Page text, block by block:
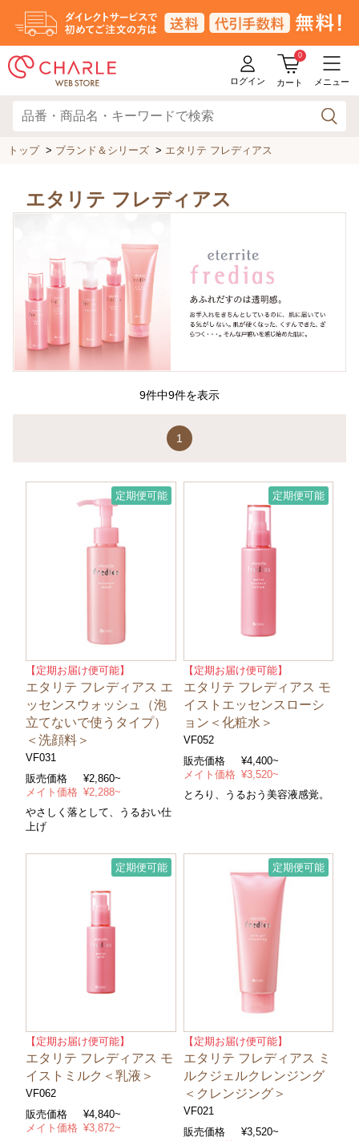
ログイン
0
カート メニュー
トップ> ブランド＆シリーズ > エタリテ フレディアス
エタリテ フレディアス
9件中9件を表示
1
定期便可能
【定期お届け便可能】
エタリテ フレディアス エ
ッセンスウォッシュ（泡
立てないで使うタイプ）
＜洗顔料＞
VF031
販売価格
¥2,860~
メイト価格 ¥2,288~
やさしく落として、うるおい仕
上げ
定期便可能
【定期お届け便可能】
エタリテ フレディアス モ
イストエッセンスローシ
ョン＜化粧水＞
VF052
販売価格
¥4,400~
メイト価格 ¥3,520~
とろり、うるおう美容液感覚。
定期便可能
【定期お届け便可能】
エタリテ フレディアス モ
イストミルク＜乳液＞
VF062
販売価格
¥4,840~
メイト価格 ¥3,872~
定期便可能
【定期お届け便可能】
エタリテ フレディアス ミ
ルクジェルクレンジング
＜クレンジング＞
VF021
販売価格
¥3,520~